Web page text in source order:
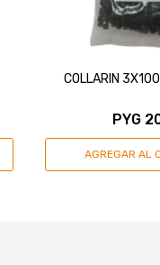
COLLARIN
PYG